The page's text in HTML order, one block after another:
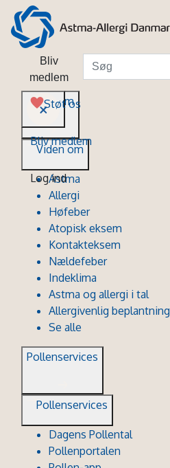
Bliv
medlem
Støt os
Bliv medlem
Log ind
Viden om
Viden om
Astma
Allergi
Høfeber
Atopisk eksem
Kontakteksem
Nældefeber
Indeklima
Astma og allergi i tal
Allergivenlig beplantning
Se alle
Pollenservices
Pollenservices
Dagens Pollental
Pollenportalen